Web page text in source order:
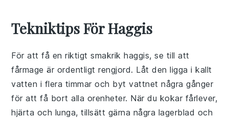
Tekniktips För Haggis
För att få en riktigt smakrikhaggis, se till att
fårmage är ordentligt rengjord. Låt den ligga i kallt
vatten i flera timmar och byt vattnet några gånger
för att få bort alla orenheter. När du kokar fårlever,
hjärta och lunga, tillsätt gärna några lagerblad och